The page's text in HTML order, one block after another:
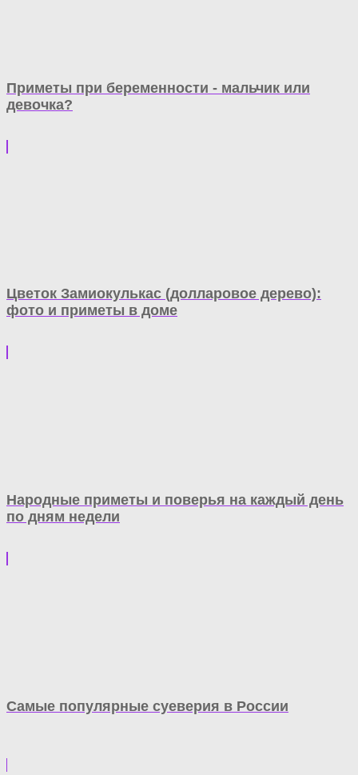
Приметы при беременности - мальчик или
девочка?
Цветок Замиокулькас (долларовое дерево):
фото и приметы в доме
Народные приметы и поверья на каждый день
по дням недели
Самые популярные суеверия в России